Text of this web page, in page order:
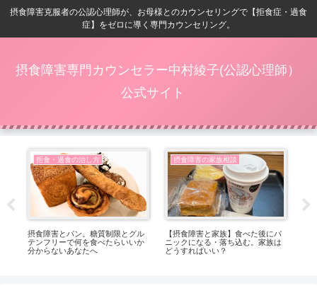
摂食障害克服者の公認心理師が、お母様とのカウンセリングで【拒食症・過食
症】をゼロに導く専門カウンセリング。
摂食障害専門カウンセラー中村綾子(公認心理師）
公式サイト
拒食・過食の治し方
摂食障害とパン。糖質制限とグル
テンフリーで何を食べたらいいか
分からないあなたへ
摂食障害の家族相談
【摂食障害と家族】食べた後にパ
ニックになる・落ち込む。家族は
どうすればいい？